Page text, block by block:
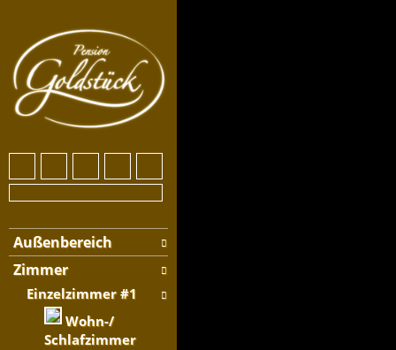
Außenbereich
Zimmer
Einzelzimmer #1
Wohn-/
Schlafzimmer